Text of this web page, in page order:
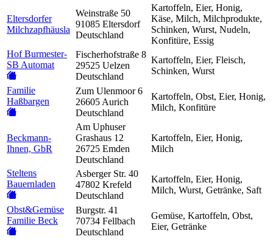
Eltersdorfer
Milchzapfhäusla
Weinstraße 50
91085 Eltersdorf
Deutschland
Kartoffeln, Eier, Honig,
Käse, Milch, Milchprodukte,
Schinken, Wurst, Nudeln,
Konfitüre, Essig
Hof Burmester-
SB Automat
Fischerhofstraße 8
29525 Uelzen
Deutschland
Kartoffeln, Eier, Fleisch,
Schinken, Wurst
Familie
Haßbargen
Zum Ulenmoor 6
26605 Aurich
Deutschland
Kartoffeln, Obst, Eier, Honig,
Milch, Konfitüre
Beckmann-
Ihnen, GbR
Am Uphuser
Grashaus 12
26725 Emden
Deutschland
Kartoffeln, Eier, Honig,
Milch
Steltens
Bauernladen
Asberger Str. 40
47802 Krefeld
Deutschland
Kartoffeln, Eier, Honig,
Milch, Wurst, Getränke, Saft
Obst&Gemüse
Familie Beck
Burgstr. 41
70734 Fellbach
Deutschland
Gemüse, Kartoffeln, Obst,
Eier, Getränke